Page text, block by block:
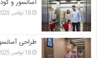
آسانسور و
18 نوامبر, 2025
طراحی
18 نوامبر, 2025